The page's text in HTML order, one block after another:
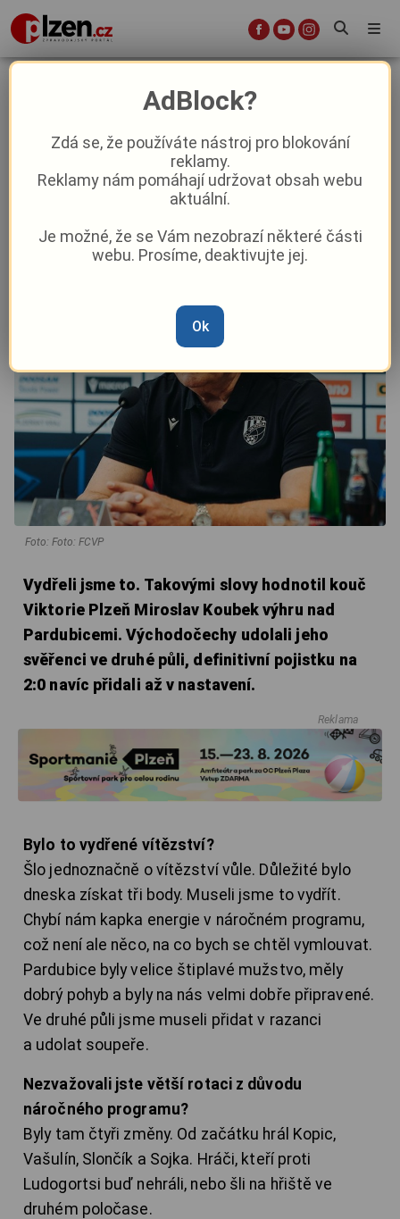
Vítězství vůle, věděl kouč
Viktoriánů Koubek po vydřené
výhře nad Pardubicemi
Sport
Marie Osvaldová –7. 10. 2024|07:42
Foto: Foto: FCVP
Vydřeli jsme to. Takovými slovy hodnotil kouč
Viktorie Plzeň Miroslav Koubek výhru nad
Pardubicemi. Východočechy udolali jeho
svěřenci ve druhé půli, definitivní pojistku na
2:0 navíc přidali až v nastavení.
Reklama
Bylo to vydřené vítězství?
Šlo jednoznačně o vítězství vůle. Důležité bylo
dneska získat tři body. Museli jsme to vydřít.
Chybí nám kapka energie v náročném programu,
což není ale něco, na co bych se chtěl vymlouvat.
Pardubice byly velice štiplavé mužstvo, měly
dobrý pohyb a byly na nás velmi dobře připravené.
Ve druhé půli jsme museli přidat v razanci
a udolat soupeře.
Nezvažovali jste větší rotaci z důvodu
náročného programu?
Byly tam čtyři změny. Od začátku hrál Kopic,
Vašulín, Slončík a Sojka. Hráči, kteří proti
Ludogortsi buď nehráli, nebo šli na hřiště ve
druhém poločase.
AdBlock?
Zdá se, že používáte nástroj pro blokování
reklamy.
Reklamy nám pomáhají udržovat obsah webu
aktuální.
Je možné, že se Vám nezobrazí některé části
webu. Prosíme, deaktivujte jej.
Ok